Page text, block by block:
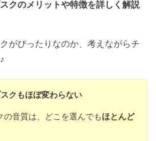
クのメリットや特徴を詳しく解説
がぴったりなのか、考えながらチ
クもほぼ変わらない
の音質は、どこを選んでもほとんど